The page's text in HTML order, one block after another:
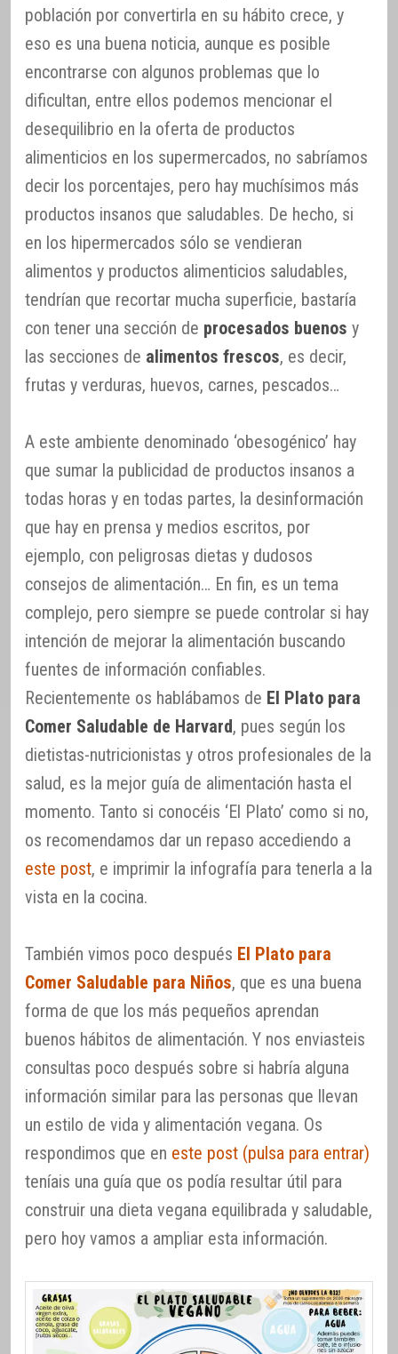
población por convertirla en su hábito crece, y
eso es una buena noticia, aunque es posible
encontrarse con algunos problemas que lo
dificultan, entre ellos podemos mencionar el
desequilibrio en la oferta de productos
alimenticios en los supermercados, no sabríamos
decir los porcentajes, pero hay muchísimos más
productos insanos que saludables. De hecho, si
en los hipermercados sólo se vendieran
alimentos y productos alimenticios saludables,
tendrían que recortar mucha superficie, bastaría
con tener una sección de procesados buenos y
las secciones de alimentos frescos, es decir,
frutas y verduras, huevos, carnes, pescados…
A este ambiente denominado ‘obesogénico’ hay
que sumar la publicidad de productos insanos a
todas horas y en todas partes, la desinformación
que hay en prensa y medios escritos, por
ejemplo, con peligrosas dietas y dudosos
consejos de alimentación… En fin, es un tema
complejo, pero siempre se puede controlar si hay
intención de mejorar la alimentación buscando
fuentes de información confiables.
Recientemente os hablábamos de El Plato para
Comer Saludable de Harvard, pues según los
dietistas-nutricionistas y otros profesionales de la
salud, es la mejor guía de alimentación hasta el
momento. Tanto si conocéis ‘El Plato’ como si no,
os recomendamos dar un repaso accediendo a
este post, e imprimir la infografía para tenerla a la
vista en la cocina.
También vimos poco después El Plato para
Comer Saludable para Niños, que es una buena
forma de que los más pequeños aprendan
buenos hábitos de alimentación. Y nos enviasteis
consultas poco después sobre si habría alguna
información similar para las personas que llevan
un estilo de vida y alimentación vegana. Os
respondimos que en este post (pulsa para entrar)
teníais una guía que os podía resultar útil para
construir una dieta vegana equilibrada y saludable,
pero hoy vamos a ampliar esta información.